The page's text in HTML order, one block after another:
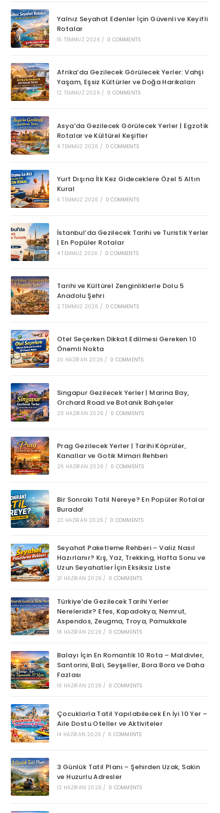
Yalnız Seyahat Edenler İçin Güvenli ve Keyifli
Rotalar
15 TEMMUZ 2026 / 0 COMMENTS
Afrika’da Gezilecek Görülecek Yerler: Vahşi
Yaşam, Eşsiz Kültürler ve Doğa Harikaları
12 TEMMUZ 2026 / 0 COMMENTS
Asya’da Gezilecek Görülecek Yerler | Egzotik
Rotalar ve Kültürel Keşifler
9 TEMMUZ 2026 / 0 COMMENTS
Yurt Dışına İlk Kez Gideceklere Özel 5 Altın
Kural
6 TEMMUZ 2026 / 0 COMMENTS
İstanbul’da Gezilecek Tarihi ve Turistik Yerler
| En Popüler Rotalar
4 TEMMUZ 2026 / 0 COMMENTS
Tarihi ve Kültürel Zenginliklerle Dolu 5
Anadolu Şehri
2 TEMMUZ 2026 / 0 COMMENTS
Otel Seçerken Dikkat Edilmesi Gereken 10
Önemli Nokta
30 HAZIRAN 2026 / 0 COMMENTS
Singapur Gezilecek Yerler | Marina Bay,
Orchard Road ve Botanik Bahçeler
28 HAZIRAN 2026 / 0 COMMENTS
Prag Gezilecek Yerler | Tarihi Köprüler,
Kanallar ve Gotik Mimari Rehberi
26 HAZIRAN 2026 / 0 COMMENTS
Bir Sonraki Tatil Nereye? En Popüler Rotalar
Burada!
23 HAZIRAN 2026 / 0 COMMENTS
Seyahat Paketleme Rehberi – Valiz Nasıl
Hazırlanır? Kış, Yaz, Trekking, Hafta Sonu ve
Uzun Seyahatler İçin Eksiksiz Liste
21 HAZIRAN 2026 / 0 COMMENTS
Türkiye’de Gezilecek Tarihi Yerler
Nereleridir? Efes, Kapadokya, Nemrut,
Aspendos, Zeugma, Troya, Pamukkale
18 HAZIRAN 2026 / 0 COMMENTS
Balayı İçin En Romantik 10 Rota – Maldivler,
Santorini, Bali, Seyşeller, Bora Bora ve Daha
Fazlası
16 HAZIRAN 2026 / 0 COMMENTS
Çocuklarla Tatil Yapılabilecek En İyi 10 Yer –
Aile Dostu Oteller ve Aktiviteler
14 HAZIRAN 2026 / 0 COMMENTS
3 Günlük Tatil Planı – Şehirden Uzak, Sakin
ve Huzurlu Adresler
12 HAZIRAN 2026 / 0 COMMENTS